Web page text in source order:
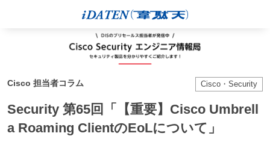
Cisco 担当者コラム Cisco・Security
Security 第65回「【重要】Cisco Umbrell
a Roaming ClientのEoLについて」